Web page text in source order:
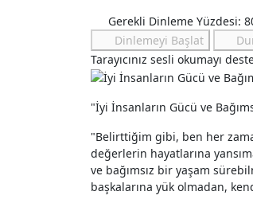
Gerekli Dinleme Yüzdesi:
Dinlemeyi Başlat
Tarayıcınız sesli okumayı
"İyi İnsanların Gücü ve
"Belirttiğim gibi, ben her
değerlerin hayatlarına
ve bağımsız bir yaşam
başkalarına yük olmadan,